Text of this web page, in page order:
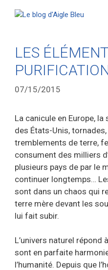
LES
07/15/2015
La canicule en Europe,
des États-Unis,
tremblements de terre,
consument des milliers
plusieurs pays de par le
continuer longtemps…
sont dans un chaos qui
terre mère devant les
lui fait subir.
L’univers naturel répond
sont en parfaite
l’humanité. Depuis que